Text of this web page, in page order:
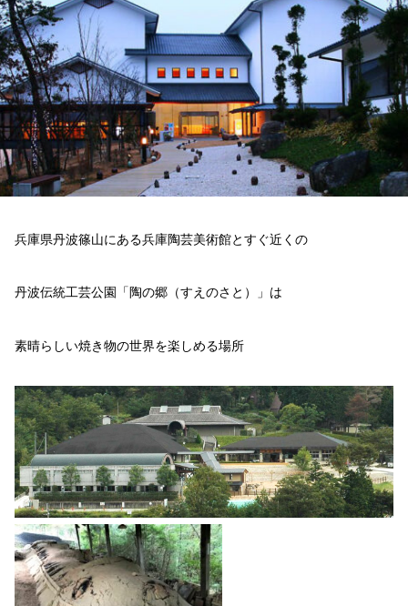
兵庫県丹波篠山にある兵庫陶芸美術館とすぐ近くの
丹波伝統工芸公園「陶の郷（すえのさと）」は
素晴らしい焼き物の世界を楽しめる場所